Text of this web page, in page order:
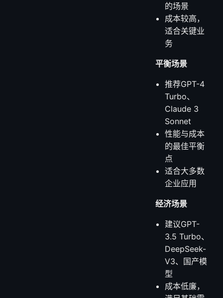
的场景
成本较高，
适合关键业
务
平衡场景
推荐GPT-4
Turbo、
Claude 3
Sonnet
性能与成本
的最佳平衡
点
适合大多数
企业应用
经济场景
建议GPT-
3.5 Turbo、
DeepSeek-
V3、国产模
型
成本低廉，